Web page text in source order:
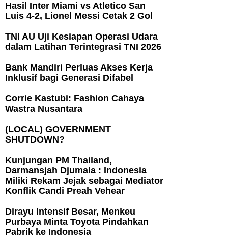
Hasil Inter Miami vs Atletico San
Luis 4-2, Lionel Messi Cetak 2 Gol
TNI AU Uji Kesiapan Operasi Udara
dalam Latihan Terintegrasi TNI 2026
Bank Mandiri Perluas Akses Kerja
Inklusif bagi Generasi Difabel
Corrie Kastubi: Fashion Cahaya
Wastra Nusantara
(LOCAL) GOVERNMENT
SHUTDOWN?
Kunjungan PM Thailand,
Darmansjah Djumala : Indonesia
Miliki Rekam Jejak sebagai Mediator
Konflik Candi Preah Vehear
Dirayu Intensif Besar, Menkeu
Purbaya Minta Toyota Pindahkan
Pabrik ke Indonesia